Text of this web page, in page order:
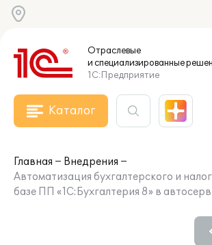
Отраслевые
и специализированные
1С:Предприятие
Каталог
Главная
Внедрения
Автоматизация бухгалтерского и
базе ПП «1С:Бухгалтерия 8» в